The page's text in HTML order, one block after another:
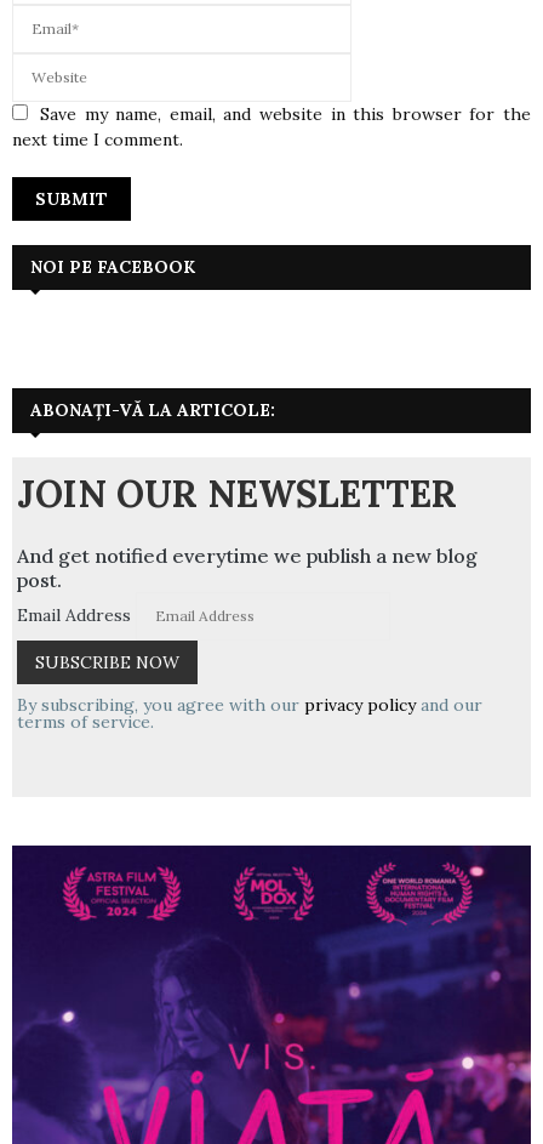
Save my name, email, and website in this browser for the
next time I comment.
NOI PE FACEBOOK
ABONAȚI-VĂ LA ARTICOLE:
JOIN OUR NEWSLETTER
And get notified everytime we publish a new blog
post.
Email Address
By subscribing, you agree with our privacy policyand our
terms of service.